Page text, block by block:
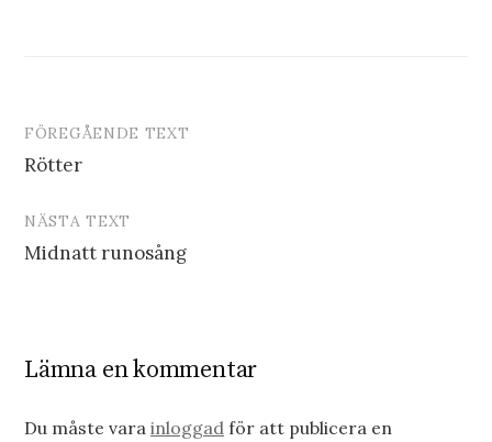
Inläggsnavigering
FÖREGÅENDE TEXT
Rötter
NÄSTA TEXT
Midnatt runosång
Lämna en kommentar
Du måste varainloggad för att publicera en